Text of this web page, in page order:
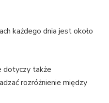
każdego dnia jest około
dotyczy także
rozróżnienie między